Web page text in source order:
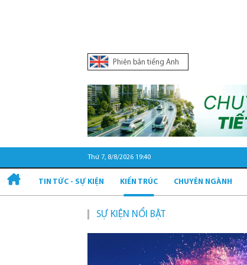
Phiên bản tiếng Anh
Thứ 7, 8/8/2026 19:40
TIN TỨC - SỰ KIỆN KIẾN TRÚC CHUYÊN NGÀNH
SỰ KIỆN NỔI BẬT